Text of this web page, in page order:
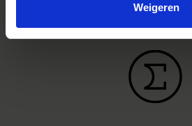
Weigeren